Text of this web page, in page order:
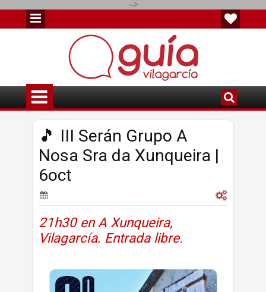
-->
🎵 III Serán Grupo A
Nosa Sra da Xunqueira |
6oct
21h30 en A Xunqueira,
Vilagarcía. Entrada libre.